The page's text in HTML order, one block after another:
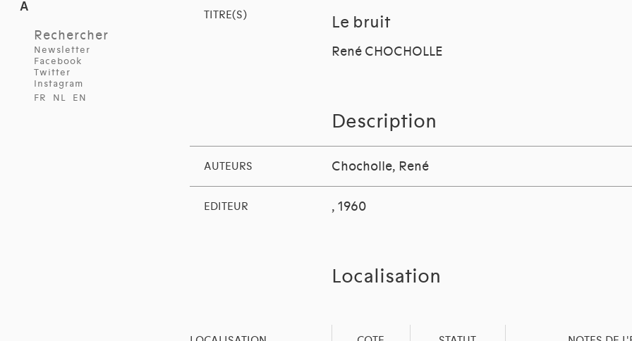
Rechercher
Newsletter
Facebook
Twitter
Instagram
FR
NL EN
TITRE(S) Le bruit
René CHOCHOLLE
Description
AUTEURS Chocholle, René
EDITEUR , 1960
Localisation